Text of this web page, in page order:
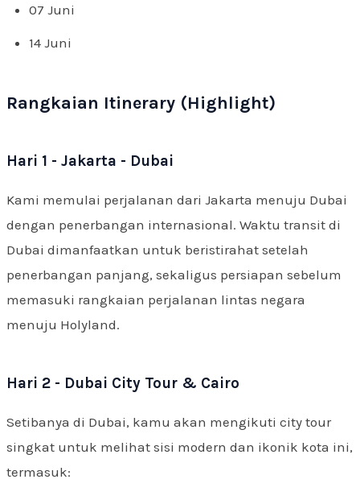
07 Juni
14 Juni
Rangkaian Itinerary (Highlight)
Hari 1 - Jakarta - Dubai
Kami memulai perjalanan dari Jakarta menuju Dubai
dengan penerbangan internasional. Waktu transit di
Dubai dimanfaatkan untuk beristirahat setelah
penerbangan panjang, sekaligus persiapan sebelum
memasuki rangkaian perjalanan lintas negara
menuju Holyland.
Hari 2 - Dubai City Tour & Cairo
Setibanya di Dubai, kamu akan mengikuti city tour
singkat untuk melihat sisi modern dan ikonik kota ini,
termasuk: